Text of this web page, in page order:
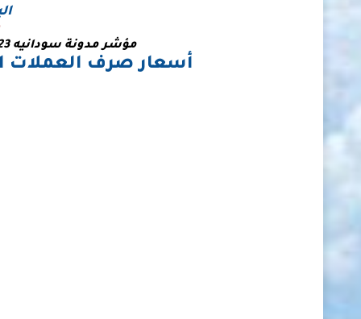
مؤشر مدونة سودانيه 23 لأسعار صرف العملات في السودان
أسعار صرف العملات